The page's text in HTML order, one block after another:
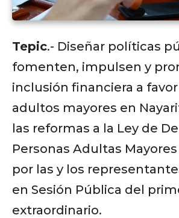
Tepic.- Diseñar políticas
fomenten, impulsen y
inclusión financiera a
adultos mayores en
las reformas a la Ley de
Personas Adultas
por las y los
en Sesión Pública del
extraordinario.